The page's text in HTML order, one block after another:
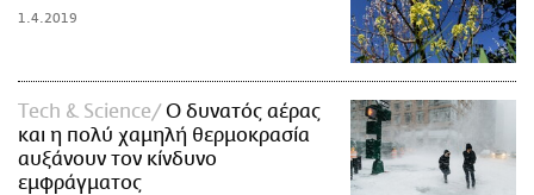
1.4.2019
Τech & Science
Ο δυνατός αέρας
και η πολύ χαμηλή θερμοκρασία
αυξάνουν τον κίνδυνο
εμφράγματος